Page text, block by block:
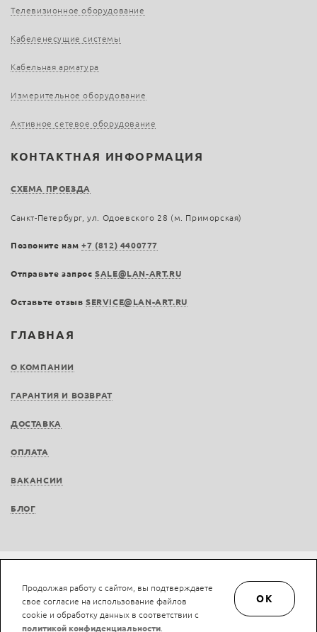
ГЛАВНАЯ
О КОМПАНИИ
ГАРАНТИЯ И ВОЗВРАТ
ДОСТАВКА
ОПЛАТА
ВАКАНСИИ
БЛОГ
Телевизионное оборудование
Кабеленесущие системы
Кабельная арматура
Измерительное оборудование
Активное сетевое оборудование
КОНТАКТНАЯ ИНФОРМАЦИЯ
СХЕМА ПРОЕЗДА
Санкт-Петербург, ул. Одоевского 28 (м. Приморская)
Позвоните нам+7 (812) 4400777
Отправьте запросSALE@LAN-ART.RU
Оставьте отзыв SERVICE@LAN-ART.RU
Не является публичной офертой © LAN-art.ru, 2013—2026. Все права защищены.
Политика конфиденциальности.
Положение об обработке и защите персональных
данных.
Продолжая работу с сайтом, вы подтверждаете
свое согласие на использование файлов
cookie и обработку данных в соответствии с
политикой конфиденциальности
OK